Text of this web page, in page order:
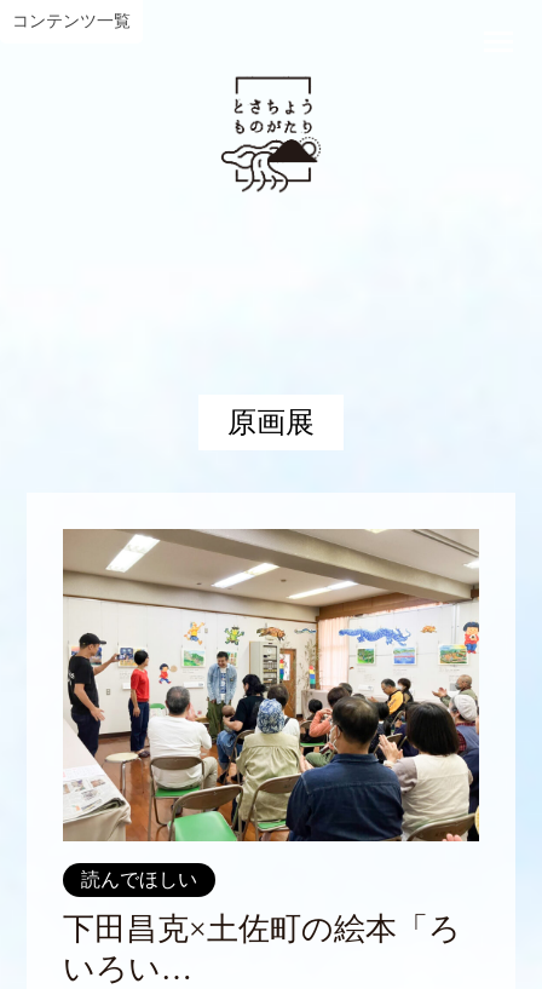
コンテンツ一覧
原画展
読んでほしい
下田昌克×土佐町の絵本「ろ
いろい…